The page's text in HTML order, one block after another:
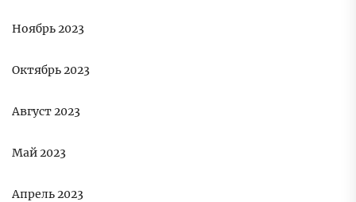
Ноябрь 2023
Октябрь 2023
Август 2023
Май 2023
Апрель 2023